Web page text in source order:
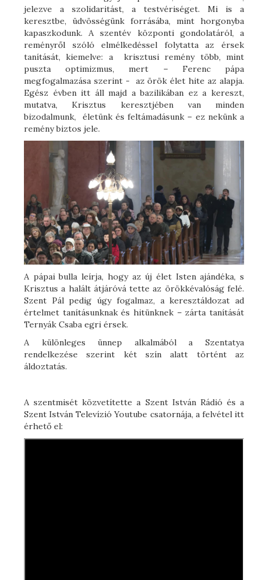
jelezve a szolidaritást, a testvériséget. Mi is a
keresztbe, üdvösségünk forrásába, mint horgonyba
kapaszkodunk. A szentév központi gondolatáról, a
reményről szóló elmélkedéssel folytatta az érsek
tanítását, kiemelve: a krisztusi remény több, mint
puszta optimizmus, mert – Ferenc pápa
megfogalmazása szerint - az örök élet hite az alapja.
Egész évben itt áll majd a bazilikában ez a kereszt,
mutatva, Krisztus keresztjében van minden
bizodalmunk, életünk és feltámadásunk – ez nekünk a
remény biztos jele.
A pápai bulla leírja, hogy az új élet Isten ajándéka, s
Krisztus a halált átjáróvá tette az örökkévalóság felé.
Szent Pál pedig úgy fogalmaz, a keresztáldozat ad
értelmet tanításunknak és hitünknek – zárta tanítását
Ternyák Csaba egri érsek.
A különleges ünnep alkalmából a Szentatya
rendelkezése szerint két szín alatt történt az
áldoztatás.
A szentmisét közvetítette a Szent István Rádió és a
Szent István Televízió Youtube csatornája, a felvétel itt
érhető el: